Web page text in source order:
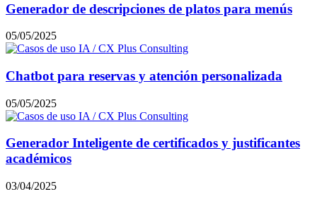
Generador de descripciones de platos para menús
05/05/2025
Chatbot para reservas y atención personalizada
05/05/2025
Generador Inteligente de certificados y justificantes
académicos
03/04/2025